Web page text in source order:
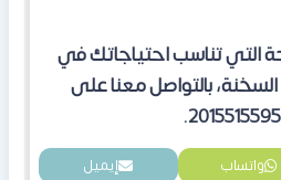
التي تناسب احتياجاتك في
بالتواصل معنا على
واتساب إيميل